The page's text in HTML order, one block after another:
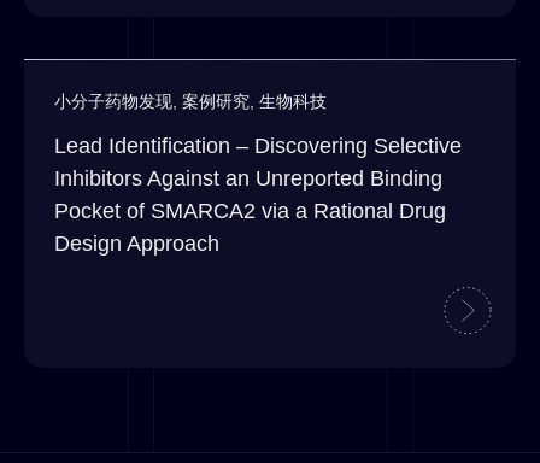
小分子药物发现 案例研究 生物科技
Lead Identification – Discovering Selective
Inhibitors Against an Unreported Binding
Pocket of SMARCA2 via a Rational Drug
Design Approach